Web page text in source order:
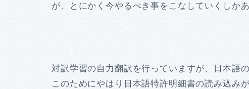
が、とにかく今やるべき事をこなしていくしかあ
対訳学習の自力翻訳を行っていますが、日本語
このためにやはり日本語特許明細書の読み込み